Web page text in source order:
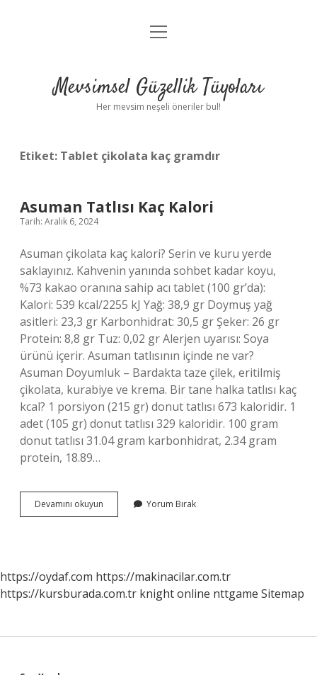
Anasayfa
Yasal Uyarı
menüyü
Mevsimsel Güzellik Tüyoları
Her mevsim neşeli öneriler bul!
Etiket: Tablet çikolata kaç gramdır
Asuman Tatlısı Kaç Kalori
Tarih: Aralık 6, 2024
Asuman çikolata kaç kalori? Serin ve kuru yerde
saklayınız. Kahvenin yanında sohbet kadar koyu,
%73 kakao oranına sahip acı tablet (100 gr’da):
Kalori: 539 kcal/2255 kJ Yağ: 38,9 gr Doymuş yağ
asitleri: 23,3 gr Karbonhidrat: 30,5 gr Şeker: 26 gr
Protein: 8,8 gr Tuz: 0,02 gr Alerjen uyarısı: Soya
ürünü içerir. Asuman tatlısının içinde ne var?
Asuman Doyumluk – Bardakta taze çilek, eritilmiş
çikolata, kurabiye ve krema. Bir tane halka tatlısı kaç
kcal? 1 porsiyon (215 gr) donut tatlısı 673 kaloridir. 1
adet (105 gr) donut tatlısı 329 kaloridir. 100 gram
donut tatlısı 31.04 gram karbonhidrat, 2.34 gram
protein, 18.89…
Devamını okuyun Asuman
Tatlısı
Yorum Bırak
https://oydaf.com https://makinacilar.com.tr
https://kursburada.com.tr knight online nttgame Sitemap